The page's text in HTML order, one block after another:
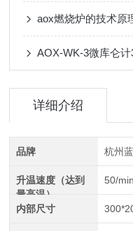
aox燃烧炉的技术原
AOX-WK-3微库仑
详细介绍
品牌 杭州
升温速度（达到
最高温）
50/min
内部尺寸